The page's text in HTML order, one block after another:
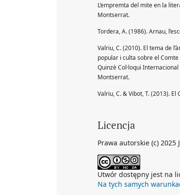
L’empremta del mite en la
Montserrat.
Tordera, A. (1986). Arnau,
Valriu, C. (2010). El tema de
popular i culta sobre el Comte
Quinzè Col·loqui
Montserrat.
Valriu, C. & Vibot, T. (2013).
Licencja
Prawa autorskie (c) 2025
Utwór dostępny jest na
Na tych samych